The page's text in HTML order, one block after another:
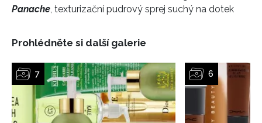
Panache, texturizační pudrový sprej suchý na dotek
Prohlédněte si další galerie